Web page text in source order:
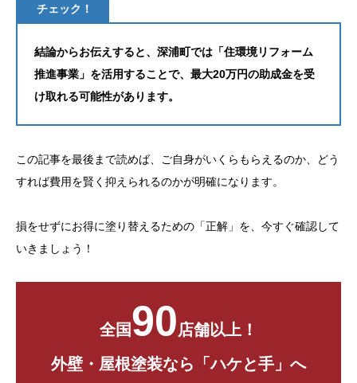
チェック！
結論からお伝えすると、深浦町では「住環境リフォーム
推進事業」を活用することで、最大20万円の助成金を受
け取れる可能性があります。
この記事を最後まで読めば、ご自身がいくらもらえるのか、どう
すれば費用を賢く抑えられるのかが明確になります。
損をせずにお得に塗り替えるための「正解」を、今すぐ確認して
いきましょう！
全国90店舗以上！
外壁・屋根塗装なら「ハケと手」へ